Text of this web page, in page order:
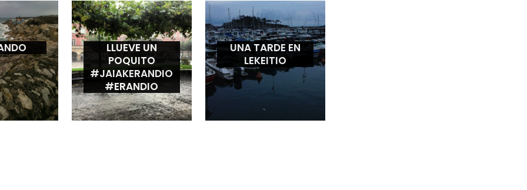
LLUEVE UN
POQUITO
#JAIAKERANDIO
#ERANDIO
UNA TARDE EN
LEKEITIO